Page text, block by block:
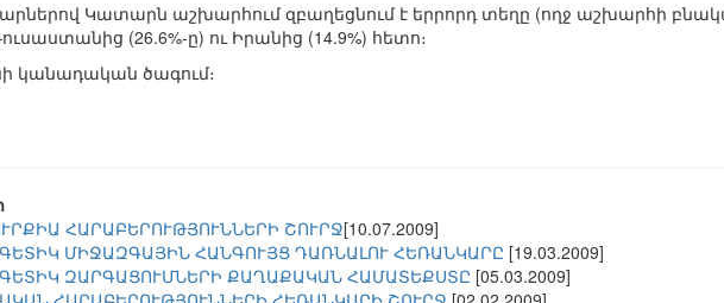
Կատարն աշխարհում զբաղեցնում է երրորդ տեղը (ողջ աշխարհի
(26.6%-ը) ու Իրանից (14.9%) հետո։
կանադական ծագում։
ՀԱՐԱԲԵՐՈՒԹՅՈՒՆՆԵՐԻ ՇՈՒՐՋ[10.07.2009]
ՄԻՋԱԶԳԱՅԻՆ ՀԱՆԳՈՒՅՑ ԴԱՌՆԱԼՈՒ ՀԵՌԱՆԿԱՐԸ [19.03.2009]
ԶԱՐԳԱՑՈՒՄՆԵՐԻ ՔԱՂԱՔԱԿԱՆ ՀԱՄԱՏԵՔՍՏԸ [05.03.2009]